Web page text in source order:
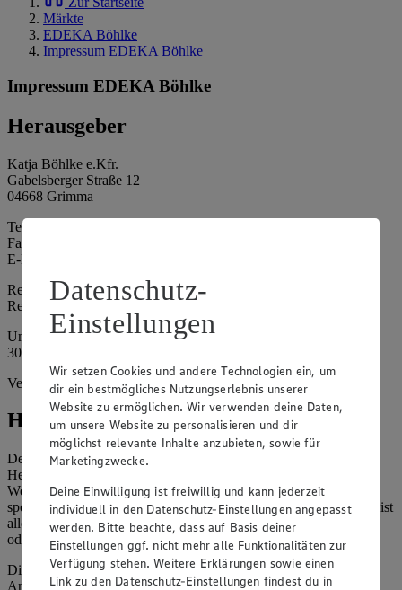
Märkte
EDEKA Böhlke
Impressum EDEKA Böhlke
Impressum EDEKA Böhlke
Herausgeber
Katja Böhlke e.Kfr.
Gabelsberger Straße 12
04668 Grimma
Telefon: 03437 7024858
Fax: 03437 7024859
E-Mail: 58733ml@edeka-nbst.de
Registergericht: Amtsgericht Leipzig
Registernummer: HRA 17665
Umsatzsteuer-Identifikationsnummer gem. § 27a UStG: DE
308130705
Vertretungsberechtigte: Sven Gastberg, Katja Böhlke
Hinweise
Der Inhalt dieser Website ist urheberrechtlich geschützt. Der
Herausgeber gewährt Ihnen jedoch das Recht, den auf dieser
Website bereitgestellten Text ganz oder ausschnittsweise zu
speichern und zu vervielfältigen. Aus Gründen des Urheberrechts ist
allerdings die Speicherung und Vervielfältigung von Bildmaterial
oder Grafiken aus dieser Website nicht gestattet.
Die verantwortliche Stelle ist nicht für die Inhalte der versendeten
Angebotsinformationen verantwortlich. Firma und Anschriften
Datenschutz-
Einstellungen
Wir setzen Cookies und andere Technologien ein, um
dir ein bestmögliches Nutzungserlebnis unserer
Website zu ermöglichen. Wir verwenden deine Daten,
um unsere Website zu personalisieren und dir
möglichst relevante Inhalte anzubieten, sowie für
Marketingzwecke.
Deine Einwilligung ist freiwillig und kann jederzeit
individuell in den Datenschutz-Einstellungen angepasst
werden. Bitte beachte, dass auf Basis deiner
Einstellungen ggf. nicht mehr alle Funktionalitäten zur
Verfügung stehen. Weitere Erklärungen sowie einen
Link zu den Datenschutz-Einstellungen findest du in